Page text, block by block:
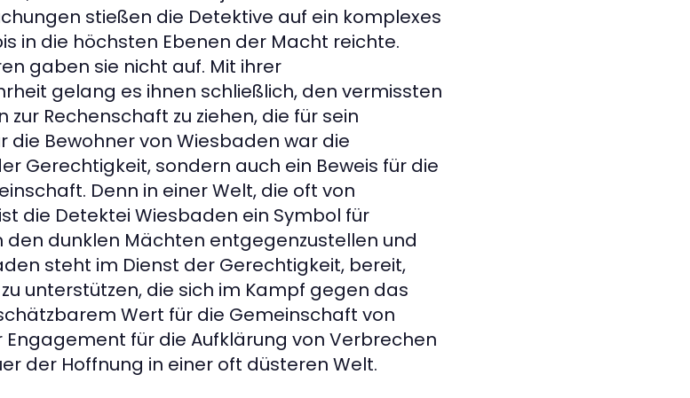
stießen die Detektive auf ein komplexes
in die höchsten Ebenen der Macht reichte.
gaben sie nicht auf. Mit ihrer
gelang es ihnen schließlich, den vermissten
Rechenschaft zu ziehen, die für sein
Bewohner von Wiesbaden war die
Gerechtigkeit, sondern auch ein Beweis für die
Denn in einer Welt, die oft von
die Detektei Wiesbaden ein Symbol für
dunklen Mächten entgegenzustellen und
steht im Dienst der Gerechtigkeit, bereit,
unterstützen, die sich im Kampf gegen das
Wert für die Gemeinschaft von
für die Aufklärung von Verbrechen
der Hoffnung in einer oft düsteren Welt.